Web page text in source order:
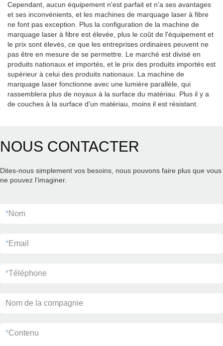
Cependant, aucun équipement n'est parfait et n'a ses avantages
et ses inconvénients, et les machines de marquage laser à fibre
ne font pas exception. Plus la configuration de la machine de
marquage laser à fibre est élevée, plus le coût de l'équipement et
le prix sont élevés, ce que les entreprises ordinaires peuvent ne
pas être en mesure de se permettre. Le marché est divisé en
produits nationaux et importés, et le prix des produits importés est
supérieur à celui des produits nationaux. La machine de
marquage laser fonctionne avec une lumière parallèle, qui
rassemblera plus de noyaux à la surface du matériau. Plus il y a
de couches à la surface d'un matériau, moins il est résistant.
NOUS CONTACTER
Dites-nous simplement vos besoins, nous pouvons faire plus que vous
ne pouvez l'imaginer.
*Nom
*Email
*Téléphone
Nom de la compagnie
*Contenu